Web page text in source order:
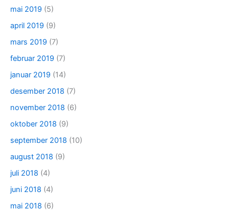
mai 2019 (5)
april 2019 (9)
mars 2019 (7)
februar 2019 (7)
januar 2019 (14)
desember 2018 (7)
november 2018 (6)
oktober 2018 (9)
september 2018 (10)
august 2018 (9)
juli 2018 (4)
juni 2018 (4)
mai 2018 (6)